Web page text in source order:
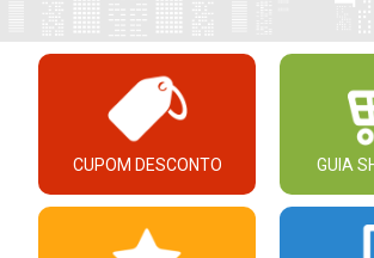
CUPOM DESCONTO GUIA